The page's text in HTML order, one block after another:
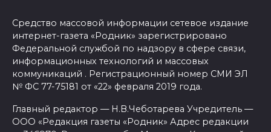
Средство массовой информации сетевое издание
интернет-газета «Родник» зарегистрировано
Федеральной службой по надзору в сфере связи,
информационных технологий и массовых
коммуникаций . Регистрационный номер СМИ ЭЛ
№ ФС 77-75181 от «22» февраля 2019 года.
Главный редактор — Н.В.Чеботарева Учредитель —
ООО «Редакция газеты «Родник» Адрес редакции